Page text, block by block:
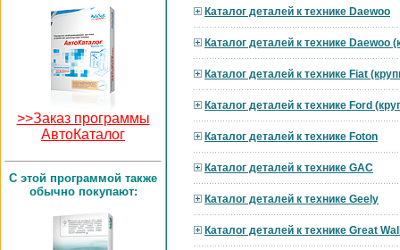
>>Заказ программы
АвтоКаталог
C этой программой также
обычно покупают:
Каталог деталей к технике Daewoo
Каталог деталей к технике Daewoo
Каталог деталей к технике Fiat
Каталог деталей к технике Ford
Каталог деталей к технике Foton
Каталог деталей к технике GAC
Каталог деталей к технике Geely
Каталог деталей к технике Great